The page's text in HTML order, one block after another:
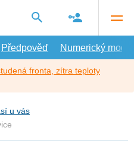
Předpověď Numerický model
fronta, zítra teploty
u vás